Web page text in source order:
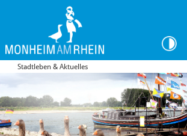
Stadtleben & Aktuelles